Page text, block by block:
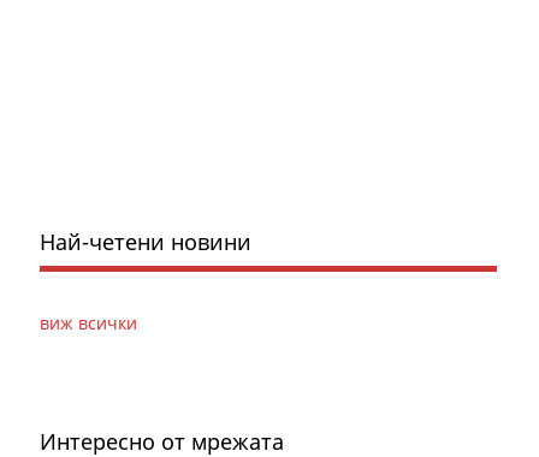
Най-четени новини
виж всички
Интересно от мрежата